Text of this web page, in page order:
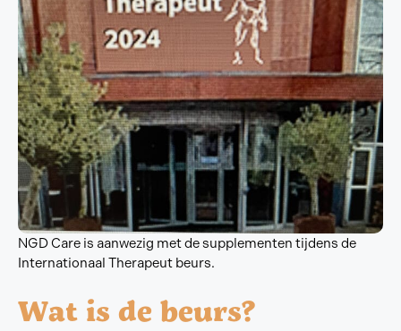
NGD Care is aanwezig met de supplementen tijdens de
Internationaal Therapeut beurs.
Wat is de beurs?